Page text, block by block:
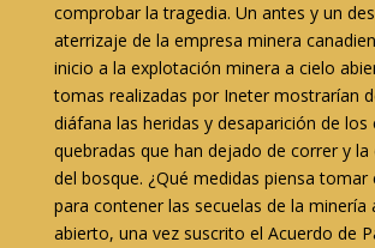
comprobar la tragedia. Un antes y un
aterrizaje de la empresa minera
inicio a la explotación minera a cielo
tomas realizadas por Ineter mostrarían
diáfana las heridas y desaparición de los
quebradas que han dejado de correr y
del bosque. ¿Qué medidas piensa tomar
para contener las secuelas de la minería
abierto, una vez suscrito el Acuerdo de